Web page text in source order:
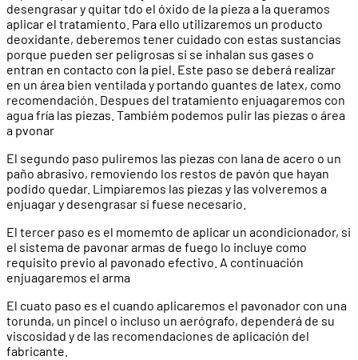
desengrasar y quitar tdo el óxido de la pieza a la queramos
aplicar el tratamiento. Para ello utilizaremos un producto
deoxidante, deberemos tener cuidado con estas sustancias
porque pueden ser peligrosas si se inhalan sus gases o
entran en contacto con la piel. Este paso se deberá realizar
en un área bien ventilada y portando guantes de latex, como
recomendación. Despues del tratamiento enjuagaremos con
agua fría las piezas. Tambiém podemos pulir las piezas o área
a pvonar
El segundo paso puliremos las piezas con lana de acero o un
paño abrasivo, removiendo los restos de pavón que hayan
podido quedar. Limpiaremos las piezas y las volveremos a
enjuagar y desengrasar si fuese necesario.
El tercer paso es el momemto de aplicar un acondicionador, si
el sistema de pavonar armas de fuego lo incluye como
requisito previo al pavonado efectivo. A continuación
enjuagaremos el arma
El cuato paso es el cuando aplicaremos el pavonador con una
torunda, un pincel o incluso un aerógrafo, dependerá de su
viscosidad y de las recomendaciones de aplicación del
fabricante.